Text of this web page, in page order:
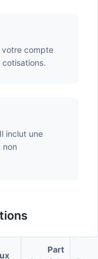
votre compte
inclut une
non
Part